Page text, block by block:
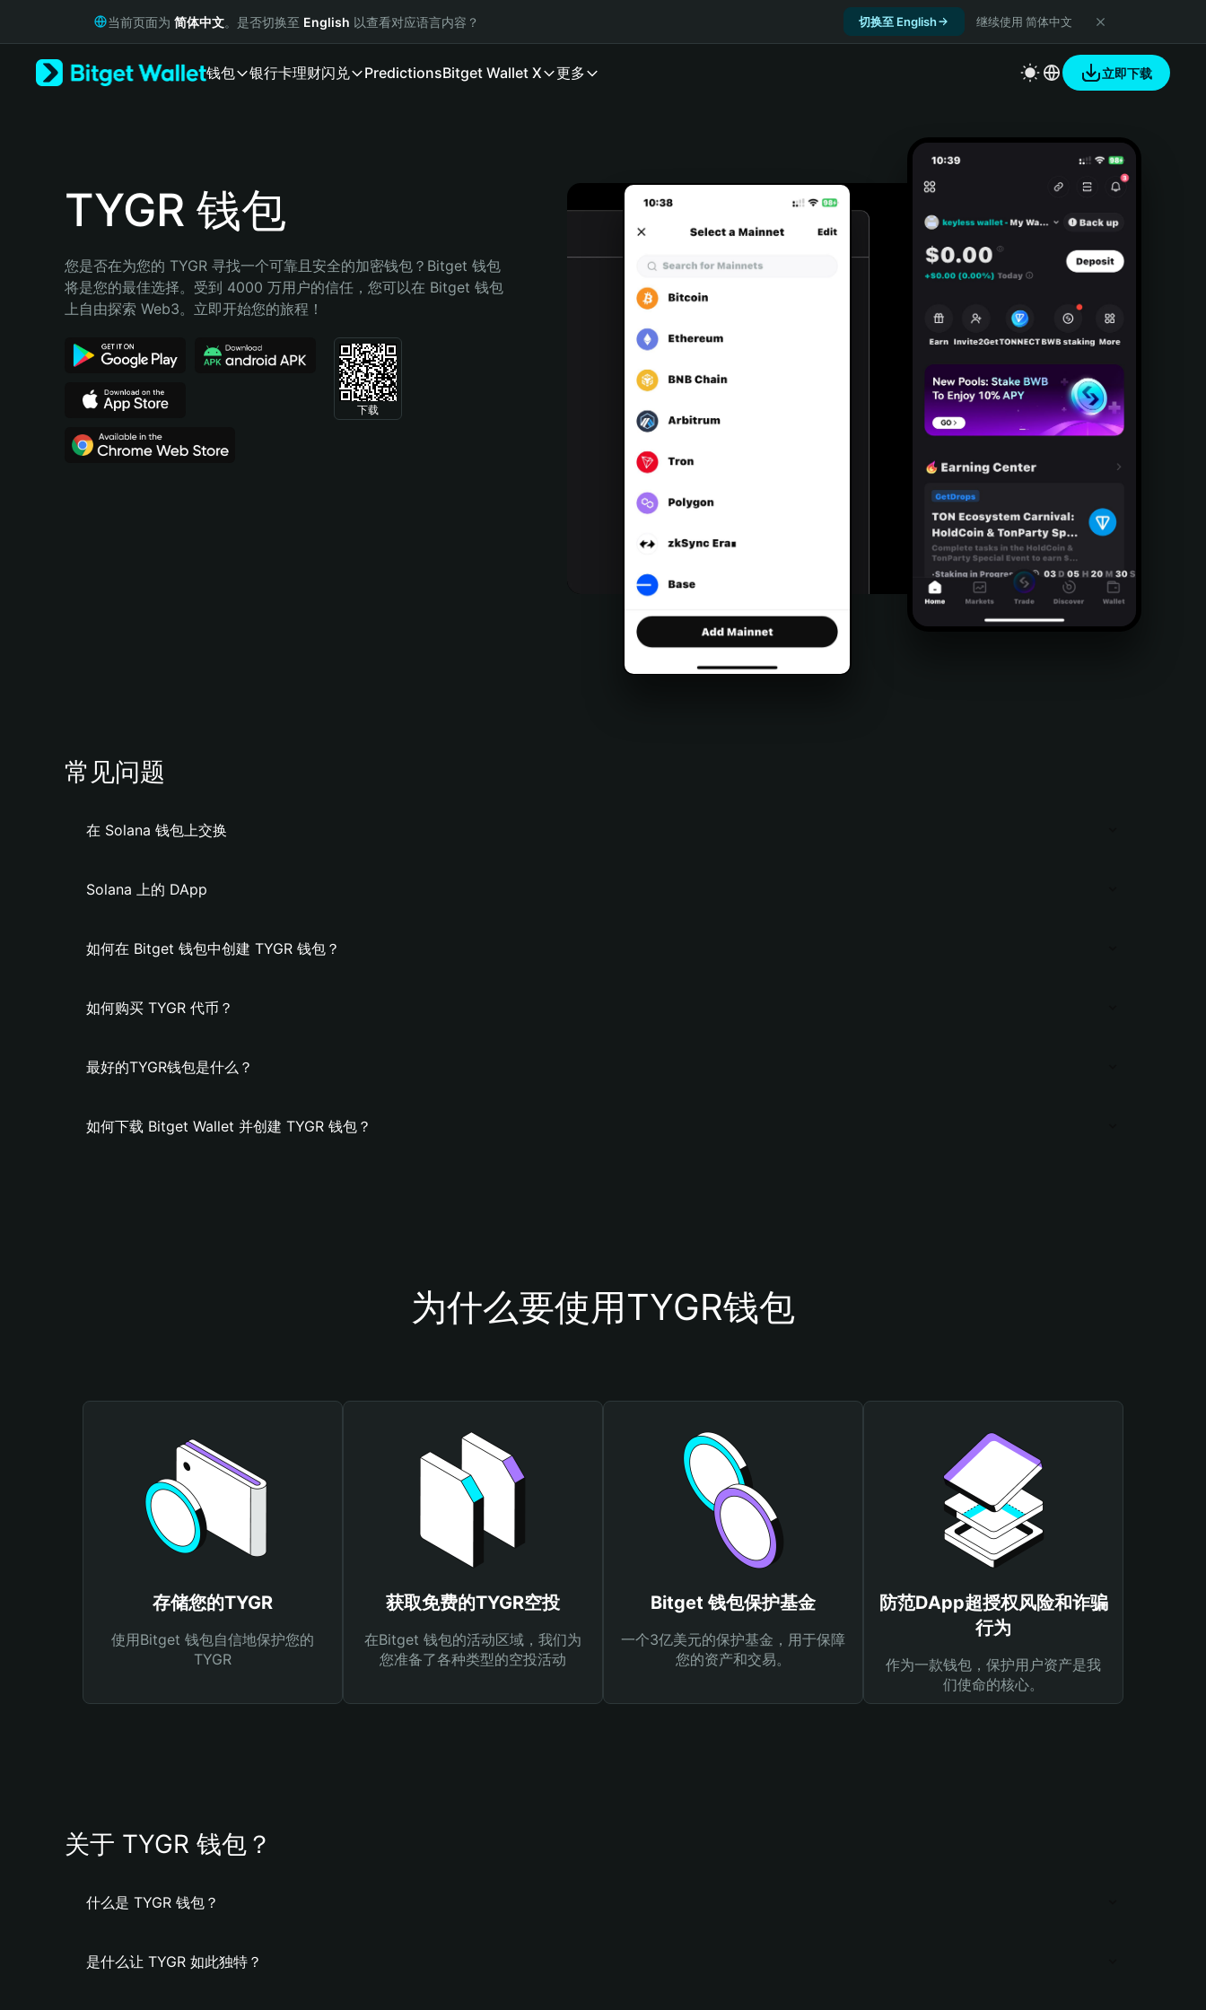
Русский
Bahasa Indonesia
Español (Argentina)
当前页面为 简体中文。是否切换至 English 以查看对应语言内容？ 切换至 English 继续使用 简体中文
钱包 银行卡理财闪兑 PredictionsBitget Wallet X 更多 立即下载
TYGR 钱包
您是否在为您的 TYGR 寻找一个可靠且安全的加密钱包？Bitget 钱包
将是您的最佳选择。受到 4000 万用户的信任，您可以在 Bitget 钱包
上自由探索 Web3。立即开始您的旅程！
下载
常见问题
在 Solana 钱包上交换
Solana 上的 DApp
如何在 Bitget 钱包中创建 TYGR 钱包？
如何购买 TYGR 代币？
最好的TYGR钱包是什么？
如何下载 Bitget Wallet 并创建 TYGR 钱包？
为什么要使用TYGR钱包
存储您的TYGR
使用Bitget 钱包自信地保护您的
TYGR
获取免费的TYGR空投
在Bitget 钱包的活动区域，我们为
您准备了各种类型的空投活动
Bitget 钱包保护基金
一个3亿美元的保护基金，用于保障
您的资产和交易。
防范DApp超授权风险和诈骗
行为
作为一款钱包，保护用户资产是我
们使命的核心。
关于 TYGR 钱包？
什么是 TYGR 钱包？
是什么让 TYGR 如此独特？